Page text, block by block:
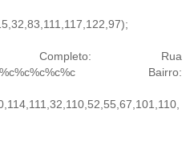
Completo: Rua
Bairro: